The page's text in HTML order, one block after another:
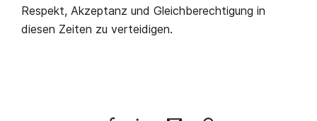
Respekt, Akzeptanz und Gleichberechtigung in
diesen Zeiten zu verteidigen.